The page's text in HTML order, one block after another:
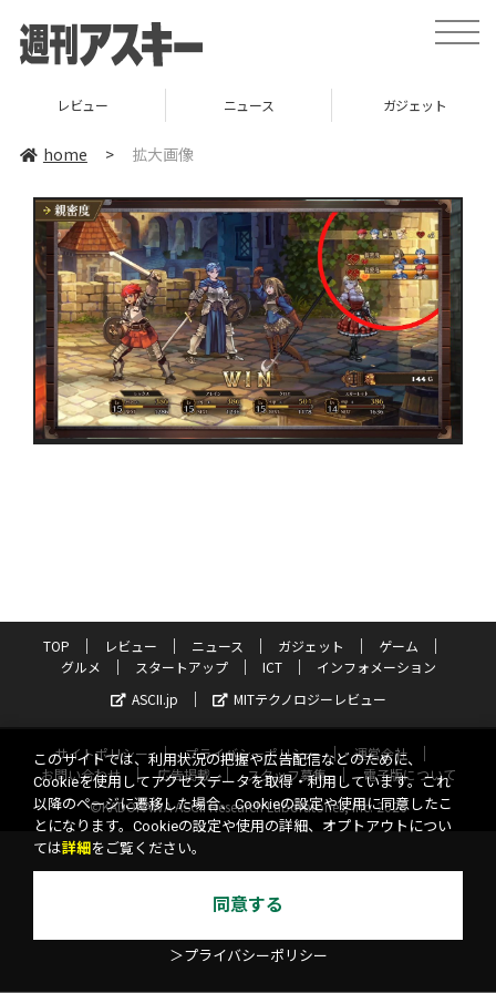
toggle
レビュー ニュース ガジェット
home > 拡大画像
TOP レビュー ニュース ガジェット
ゲーム
グルメ
スタートアップ ICT
インフォメーション
ASCII.jp
MITテクノロジーレビュー
サイトポリシー プライバシーポリシー
運営会社
お問い合わせ
広告掲載 スタッフ募集
電子版について
©KADOKAWA ASCII Research Laboratories, Inc. 2026
このサイトでは、利用状況の把握や広告配信などのために、
Cookieを使用してアクセスデータを取得・利用しています。これ
以降のページに遷移した場合、Cookieの設定や使用に同意したこ
とになります。Cookieの設定や使用の詳細、オプトアウトについ
ては詳細 をご覧ください。
同意する
＞プライバシーポリシー